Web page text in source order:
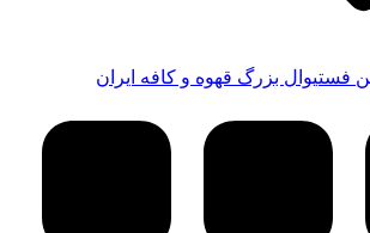
فستیوال بزرگ قهوه و کافه ایران